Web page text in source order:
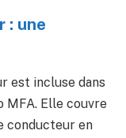
: une
est incluse dans
MFA. Elle couvre
conducteur en